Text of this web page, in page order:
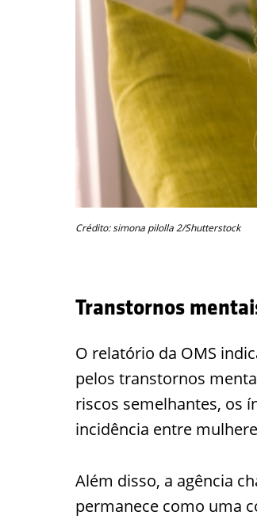
Crédito: simona pilolla 2/Shutterstock
Transtornos
O relatório da OMS
pelos transtornos
riscos semelhantes, os
incidência entre
Além disso, a agência
permanece como uma